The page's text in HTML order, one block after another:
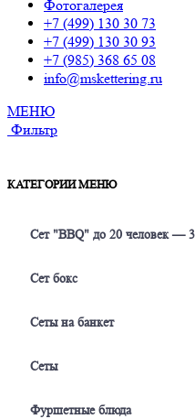
Фотогалерея
+7 (499) 130 30 73
+7 (499) 130 30 93
+7 (985) 368 65 08
info@mskettering.ru
МЕНЮ
Фильтр
КАТЕГОРИИ МЕНЮ
Сет "BBQ" до 20 человек —
Сет бокс
Сеты на банкет
Сеты
Фуршетные блюда